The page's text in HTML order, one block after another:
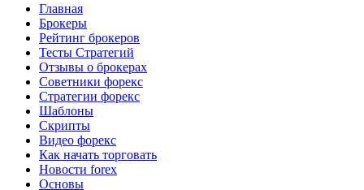
Главная
Брокеры
Рейтинг брокеров
Тесты Стратегий
Отзывы о брокерах
Советники форекс
Стратегии форекс
Шаблоны
Скрипты
Видео форекс
Как начать торговать
Новости forex
Основы